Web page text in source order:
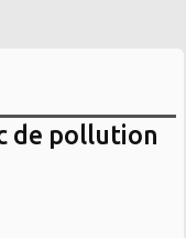
de pollution